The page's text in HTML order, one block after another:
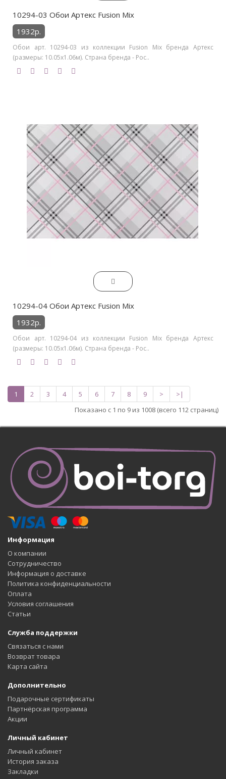
10294-03 Обои Артекс Fusion Mix
1932р.
Обои арт. 10294-03 из коллекции Fusion Mix бренда Артекс
(размеры: 10.05х1.06м). Страна бренда - Рос..
10294-04 Обои Артекс Fusion Mix
1932р.
Обои арт. 10294-04 из коллекции Fusion Mix бренда Артекс
(размеры: 10.05х1.06м). Страна бренда - Рос..
1 2 3 4 5 6 7 8 9 >
>|
Показано с 1 по 9 из 1008 (всего 112 страниц)
Информация
О компании
Сотрудничество
Информация о доставке
Политика конфиденциальности
Оплата
Условия соглашения
Статьи
Служба поддержки
Связаться с нами
Возврат товара
Карта сайта
Дополнительно
Подарочные сертификаты
Партнёрская программа
Акции
Личный кабинет
Личный кабинет
История заказа
Закладки